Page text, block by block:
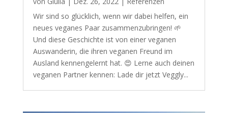
Wir sind so glücklich, wenn wir dabei helfen, ein
neues veganes Paar zusammenzubringen! 🌱
Und diese Geschichte ist von einer veganen
Auswanderin, die ihren veganen Freund im
Ausland kennengelernt hat. 😍 Lerne auch deinen
veganen Partner kennen: Lade dir jetzt Veggly...